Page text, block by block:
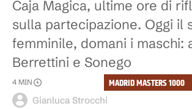
Caja Magica, ultime ore di
sulla partecipazione. Oggi il
femminile, domani i maschi:
Berrettini e Sonego
Gianluca Strocchi
4 MIN MADRID MASTERS 1000